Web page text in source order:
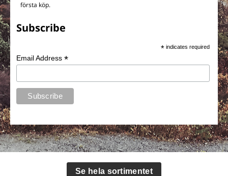
första köp.
Subscribe
* indicates required
Email Address*
Se hela sortimentet